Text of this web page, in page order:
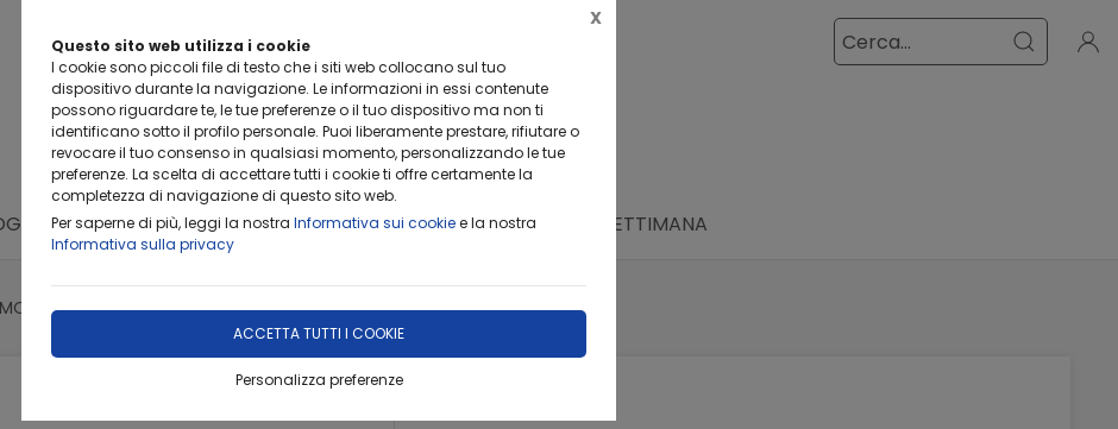
Questo sito web utilizza i cookie
I cookie sono piccoli file di testo che i siti web collocano sul tuo
dispositivo durante la navigazione. Le informazioni in essi contenute
possono riguardare te, le tue preferenze o il tuo dispositivo ma non ti
identificano sotto il profilo personale. Puoi liberamente prestare, rifiutare o
revocare il tuo consenso in qualsiasi momento, personalizzando le tue
preferenze. La scelta di accettare tutti i cookie ti offre certamente la
completezza di navigazione di questo sito web.
Per saperne di più, leggi la nostra Informativa sui cookiee la nostra
Informativa sulla privacy
ACCETTA TUTTI I COOKIE
Personalizza preferenze
X
DOVE SIAMO PROFILO CONTATTACI OFFERTA DELLA SETTIMANA
ACUSTICA